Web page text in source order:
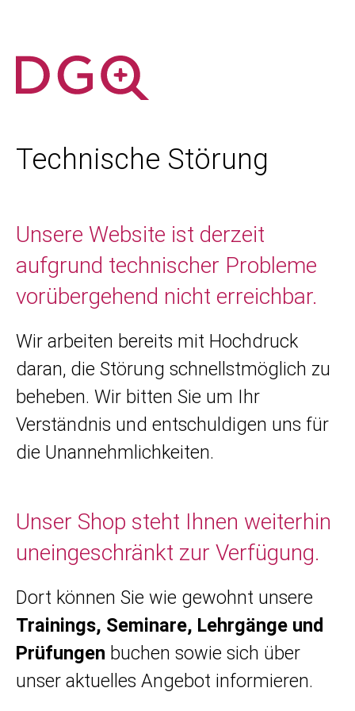
Technische Störung
Unsere Website ist derzeit
aufgrund technischer Probleme
vorübergehend nicht erreichbar.
Wir arbeiten bereits mit Hochdruck
daran, die Störung schnellstmöglich zu
beheben. Wir bitten Sie um Ihr
Verständnis und entschuldigen uns für
die Unannehmlichkeiten.
Unser Shop steht Ihnen weiterhin
uneingeschränkt zur Verfügung.
Dort können Sie wie gewohnt unsere
Trainings, Seminare, Lehrgänge und
Prüfungen buchen sowie sich über
unser aktuelles Angebot informieren.